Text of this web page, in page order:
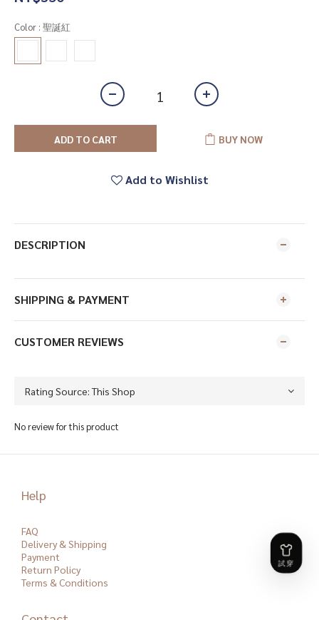
Color : 聖誕紅
ADD TO CART BUY NOW
Add to Wishlist
DESCRIPTION
SHIPPING & PAYMENT
CUSTOMER REVIEWS
No review for this product
Help
FAQ
Delivery & Shipping
Payment
Return Policy
Terms & Conditions